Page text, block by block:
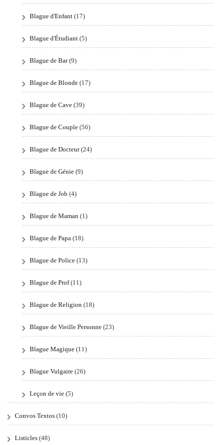
Blague d'Enfant (17)
Blague d'Étudiant (5)
Blague de Bar(9)
Blague de Blonde (17)
Blague de Cave (39)
Blague de Couple (56)
Blague de Docteur(24)
Blague de Génie (9)
Blague de Job (4)
Blague de Maman (1)
Blague de Papa (18)
Blague de Police (13)
Blague de Prof(11)
Blague de Religion (18)
Blague de Vieille Personne (23)
Blague Magique (11)
Blague Vulgaire (26)
Leçon de vie (5)
Convos Textos (10)
Listicles (48)